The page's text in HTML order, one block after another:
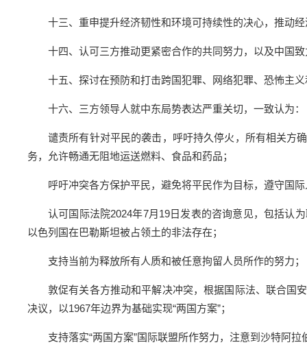
十三、重申提升经济韧性和环境可持续性的决心，推动
十四、认可三方推动更紧密合作的共同努力，以及中国
十五、探讨在预防和打击跨国犯罪、网络犯罪、恐怖主
十六、三方领导人就中东局势表达严重关切，一致认为：
谴责所有针对平民的袭击，呼吁持久停火，所有相关方
务，允许畅通无阻地运送燃料、食品和药品；
呼吁冲突各方保护平民，避免将平民作为目标，遵守国
认可国际法院2024年7月19日发表的咨询意见，包括认
以色列国在巴勒斯坦被占领土的非法存在；
支持当前为释放所有人质和被任意拘留人员所作的努力；
敦促有关各方推动和平解决冲突，根据国际法、联合国
决议，以1967年边界为基础实现“两国方案”；
支持落实“两国方案”国际联盟所作努力，注意到沙特阿